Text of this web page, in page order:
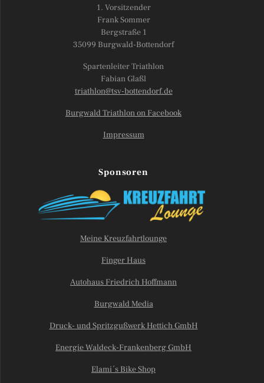
1. Vorsitzender
Frank Sommer
Bergstraße 1
35099 Burgwald-Bottendorf
Spartenleiter Triathlon
Fabian Glaßl
triathlon@tsv-bottendorf.de
Burgwald Triathlon on Facebook
Impressum
Sponsoren
Meine Kreuzfahrtlounge
Finger Haus
Autohaus Friedrich Hoffmann
Burgwald Media
Druck- und Spritzgußwerk Hettich GmbH
Energie Waldeck-Frankenberg GmbH
Elami´s Bike Shop